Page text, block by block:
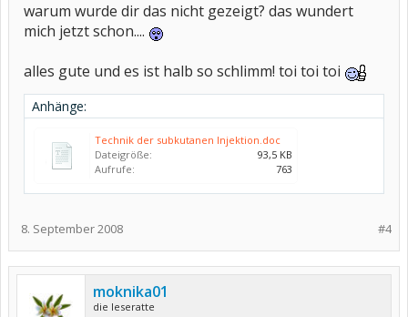
warum wurde dir das nicht gezeigt? das wundert
mich jetzt schon....
alles gute und es ist halb so schlimm! toi toi toi
Anhänge:
Technik der subkutanen Injektion.doc
Dateigröße:
93,5 KB
Aufrufe:
763
#4
8. September 2008
moknika01
die leseratte